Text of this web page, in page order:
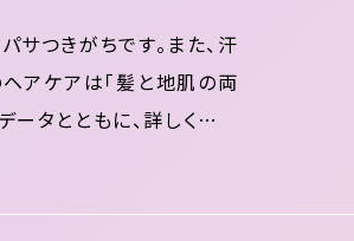
つきがちです。また、汗
アケアは「髪と地肌の両
タとともに、詳しく見て